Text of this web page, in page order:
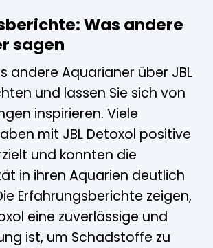
Was andere
sagen
andere Aquarianer über JBL
und lassen Sie sich von
inspirieren. Viele
mit JBL Detoxol positive
und konnten die
in ihren Aquarien deutlich
Erfahrungsberichte zeigen,
eine zuverlässige und
ist, um Schadstoffe zu